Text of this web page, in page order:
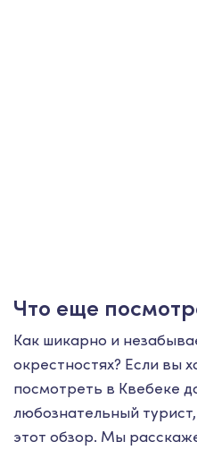
Что еще
Как шикарно и
окрестностях? Если вы
посмотреть в Квебеке
любознательный
этот обзор. Мы